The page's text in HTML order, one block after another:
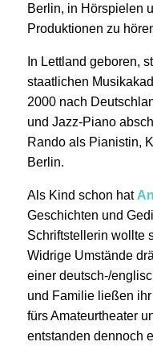
Berlin, in Hörspielen
Produktionen zu
In Lettland geboren,
staatlichen
2000 nach
und Jazz-Piano
Rando als Pianistin,
Berlin.
Als Kind schon hat
Geschichten und
Schriftstellerin wollte
Widrige Umstände
einer deutsch-/
und Familie ließen
fürs Amateurtheater
entstanden dennoch